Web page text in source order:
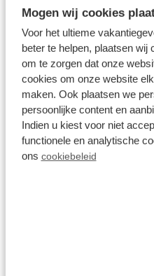
Mogen wij cookies
Voor het ultieme
beter te helpen, plaatsen wij
om te zorgen dat onze
cookies om onze website
maken. Ook plaatsen we
persoonlijke content en
Indien u kiest voor niet
functionele en analytische
ons cookiebeleid
Nieuw
Gelegen in Noord-
Belgische grens
Binnen- en
Adventure golf &
vr 4 december - ma
3 nachten